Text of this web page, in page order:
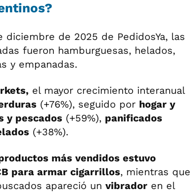
diciembre de 2025 de PedidosYa, las
fueron hamburguesas, helados,
y empanadas.
el mayor crecimiento interanual
(+76%), seguido por hogar y
y pescados (+59%), panificados
(+38%).
más vendidos estuvo
para armar cigarrillos, mientras que
apareció un vibrador en el